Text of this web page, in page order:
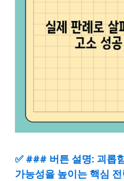
✅ ### 버튼 설명: 괴롭
가능성을 높이는 핵심